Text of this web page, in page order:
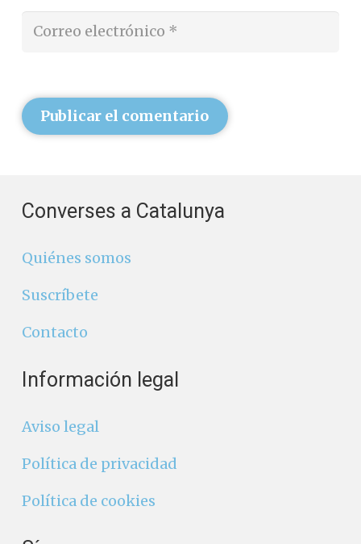
Publicar el comentario
Converses a Catalunya
Quiénes somos
Suscríbete
Contacto
Información legal
Aviso legal
Política de privacidad
Política de cookies